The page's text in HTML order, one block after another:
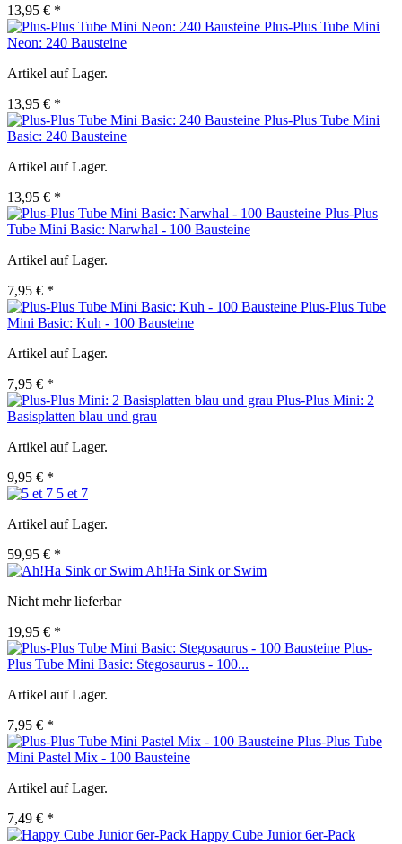
13,95 € *
Plus-Plus Tube Mini
Neon: 240 Bausteine
Artikel auf Lager.
13,95 € *
Plus-Plus Tube Mini
Basic: 240 Bausteine
Artikel auf Lager.
13,95 € *
Plus-Plus
Tube Mini Basic: Narwhal - 100 Bausteine
Artikel auf Lager.
7,95 € *
Plus-Plus Tube
Mini Basic: Kuh - 100 Bausteine
Artikel auf Lager.
7,95 € *
Plus-Plus Mini: 2
Basisplatten blau und grau
Artikel auf Lager.
9,95 € *
5 et 7
Artikel auf Lager.
59,95 € *
Ah!Ha Sink or Swim
Nicht mehr lieferbar
19,95 € *
Plus-
Plus Tube Mini Basic: Stegosaurus - 100...
Artikel auf Lager.
7,95 € *
Plus-Plus Tube
Mini Pastel Mix - 100 Bausteine
Artikel auf Lager.
7,49 € *
Happy Cube Junior 6er-Pack